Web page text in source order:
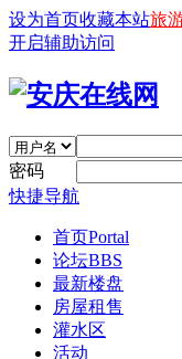
设为首页收藏本站旅
开启辅助访问
密码
快捷导航
首页Portal
论坛BBS
最新楼盘
房屋租售
灌水区
活动